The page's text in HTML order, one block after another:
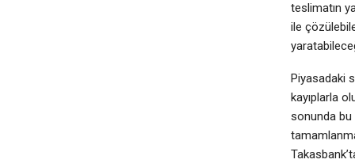
teslimatın
ile
Piyasadaki
kayıplarla
sonunda bu